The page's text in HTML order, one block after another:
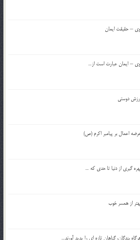
– حقیقت ایمان
– ایمان عبارت است از…
دوستی
اعمال بر پیامبر اکرم (ص)
گیری از دنیا تا حدی که …
از همسر خوب
بندگان، گناهان تازه ای را پدید آورند…